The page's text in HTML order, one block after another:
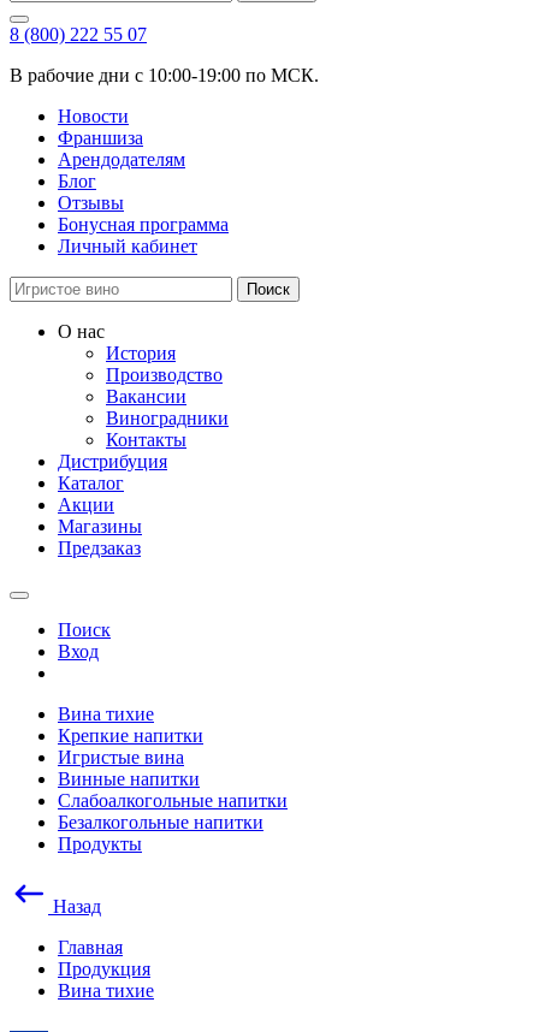
8 (800) 222 55 07
В рабочие дни с 10:00-19:00 по МСК.
Новости
Франшиза
Арендодателям
Блог
Отзывы
Бонусная программа
Личный кабинет
Поиск
О нас
История
Производство
Вакансии
Виноградники
Контакты
Дистрибуция
Каталог
Акции
Магазины
Предзаказ
Поиск
Вход
Вина тихие
Крепкие напитки
Игристые вина
Винные напитки
Слабоалкогольные напитки
Безалкогольные напитки
Продукты
Назад
Главная
Продукция
Вина тихие